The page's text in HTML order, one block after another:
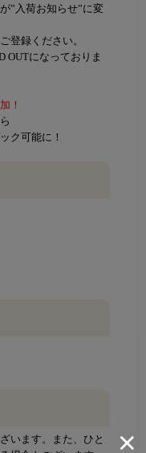
”入荷お知らせ”に変
登録ください。
OUTになっておりま
！
ク可能に！
います。また、ひと